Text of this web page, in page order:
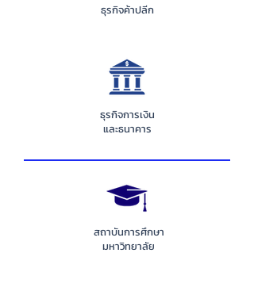
ธุรกิจค้าปลีก
ธุรกิจการเงิน
และธนาคาร
สถาบันการศึกษา
มหาวิทยาลัย